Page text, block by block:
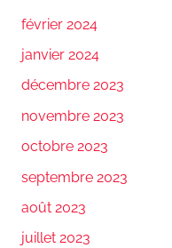
février 2024
janvier 2024
décembre 2023
novembre 2023
octobre 2023
septembre 2023
août 2023
juillet 2023